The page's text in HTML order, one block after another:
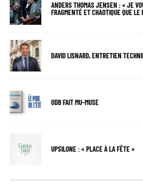
ANDERS THOMAS JENSEN : « JE
FRAGMENTÉ ET CHAOTIQUE QUE LE
DAVID LISNARD, ENTRETIEN
ODB FAIT MU-MUSE
UPSILONE : « PLACE À LA FÊTE »